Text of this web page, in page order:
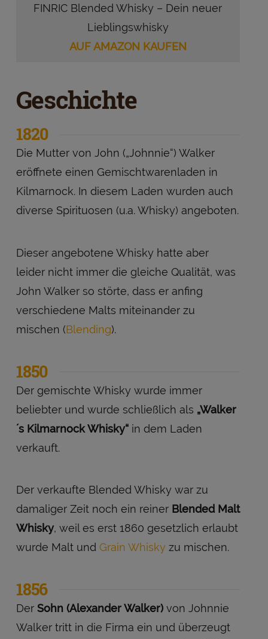
FINRIC Blended Whisky – Dein neuer
Lieblingswhisky
AUF AMAZON KAUFEN
Geschichte
1820
Die Mutter von John („Johnnie“) Walker
eröffnete einen Gemischtwarenladen in
Kilmarnock. In diesem Laden wurden auch
diverse Spirituosen (u.a. Whisky) angeboten.
Dieser angebotene Whisky hatte aber
leider nicht immer die gleiche Qualität, was
John Walker so störte, dass er anfing
verschiedene Malts miteinander zu
mischen (Blending).
1850
Der gemischte Whisky wurde immer
beliebter und wurde schließlich als „Walker
´s Kilmarnock Whisky“in dem Laden
verkauft.
Der verkaufte Blended Whisky war zu
damaliger Zeit noch ein reiner Blended Malt
Whisky, weil es erst 1860 gesetzlich erlaubt
wurde Malt und Grain Whiskyzu mischen.
1856
Der Sohn (Alexander Walker)von Johnnie
Walker tritt in die Firma ein und überzeugt